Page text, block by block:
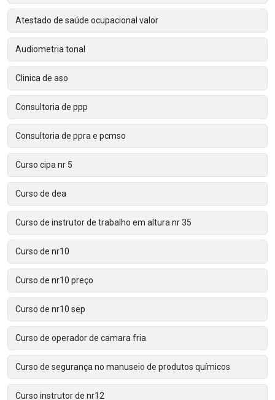
Atestado de saúde ocupacional valor
Audiometria tonal
Clinica de aso
Consultoria de ppp
Consultoria de ppra e pcmso
Curso cipa nr 5
Curso de dea
Curso de instrutor de trabalho em altura nr 35
Curso de nr10
Curso de nr10 preço
Curso de nr10 sep
Curso de operador de camara fria
Curso de segurança no manuseio de produtos químicos
Curso instrutor de nr12